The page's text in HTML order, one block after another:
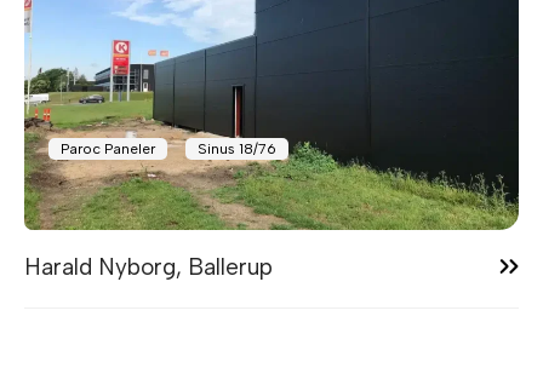
Paroc Paneler Sinus 18/76
13:07
Harald Nyborg, Ballerup